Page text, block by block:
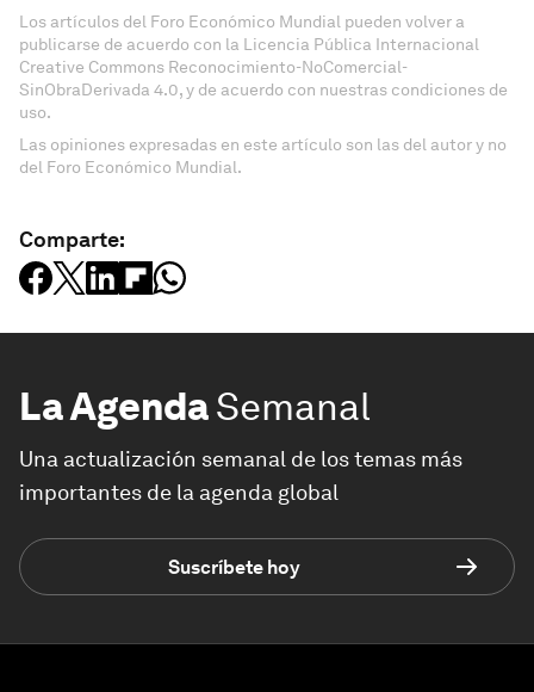
Los artículos del Foro Económico Mundial pueden volver a
publicarse de acuerdo con la Licencia Pública Internacional
Creative Commons Reconocimiento-NoComercial-
SinObraDerivada 4.0, y de acuerdo con nuestras condiciones de
uso.
Las opiniones expresadas en este artículo son las del autor y no
del Foro Económico Mundial.
Comparte:
La AgendaSemanal
Una actualización semanal de los temas más
importantes de la agenda global
Suscríbete hoy